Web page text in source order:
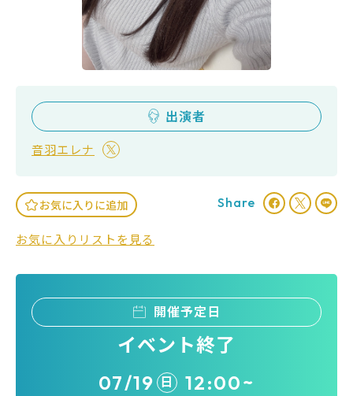
出演者
音羽エレナ
お気に入りに追加
お気に入りリストを見る
Share
開催予定日
イベント終了
07/19 日 12:00~